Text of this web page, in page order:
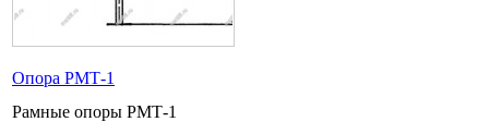
Опора РМТ-1
Рамные опоры РМТ-1